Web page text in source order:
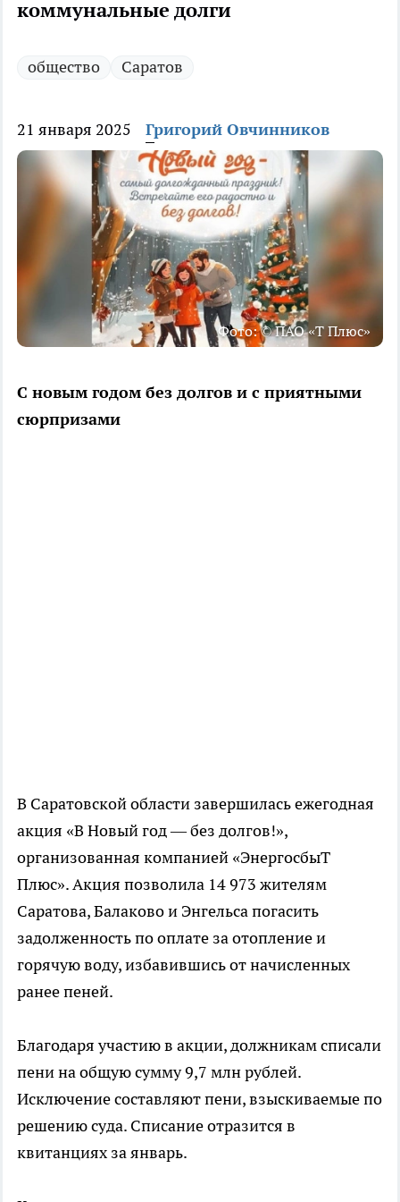
коммунальные долги
общество Саратов
21 января 2025 Григорий Овчинников
Фото: © ПАО «Т Плюс»
С новым годом без долгов и с приятными
сюрпризами
В Саратовской области завершилась ежегодная
акция «В Новый год — без долгов!»,
организованная компанией «ЭнергосбыТ
Плюс». Акция позволила 14 973 жителям
Саратова, Балаково и Энгельса погасить
задолженность по оплате за отопление и
горячую воду, избавившись от начисленных
ранее пеней.
Благодаря участию в акции, должникам списали
пени на общую сумму 9,7 млн рублей.
Исключение составляют пени, взыскиваемые по
решению суда. Списание отразится в
квитанциях за январь.